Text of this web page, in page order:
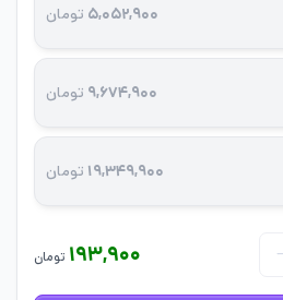
۵,۰۵۲,۹۰۰ تومان
۹,۶۷۴,۹۰۰ تومان
۱۹,۳۴۹,۹۰۰ تومان
۱۹۳,۹۰۰ تومان